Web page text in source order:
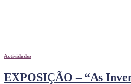
Actividades
EXPOSIÇÃO – “As